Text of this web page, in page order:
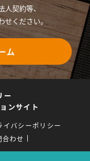
契約等、
せください。
ム
ー
ンサイト
イバシーポリシー
合わせ